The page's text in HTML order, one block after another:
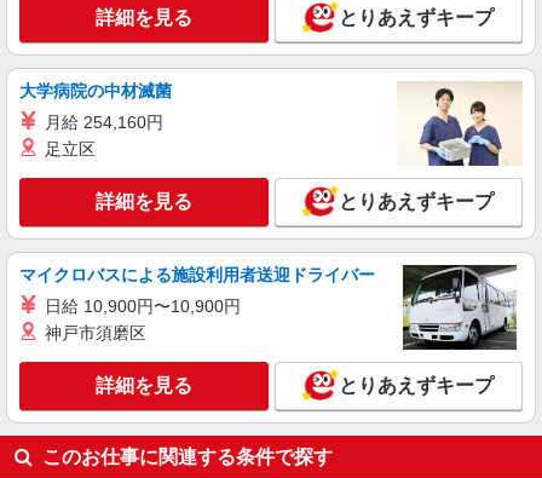
何歳から始めても浮かない職場◎幅広い年齢層
が働く看護助手＊
時給1550円〜2312円 ＜交通費全支給(ガソリ
ン代含む)＞
キープ 詳細を見る
職業紹介
株式会社kotrio /●YK-S-2098069
看護師さんのサポート担当＊未経験OK！きれ
いな病院で介助など＊
【正社員】月給240,000〜400,000円 ・基本
給：200,000円〜220,000円 ・資格手当：10,000〜
30,000円 ・役職手当：10,000〜70,000円 ・処遇改
善手当：20,000〜60,000円（勤続年数、保有資格
により変動） ・固定残業手当：20,000円（10時
間） ※固定残業時間を超過する場合には超過勤務
手当として別途支給 ・夜勤手当：10,000円/1回
神奈川県横浜市都筑区
キープ 詳細を見る
詳細を見る とりあえずキープ
大学病院の中材滅菌
月給 254,160円
足立区
詳細を見る とりあえずキープ
マイクロバスによる施設利用者送迎ドライバー
日給 10,900円〜10,900円
神戸市須磨区
詳細を見る とりあえずキープ
このお仕事に関連する条件で探す